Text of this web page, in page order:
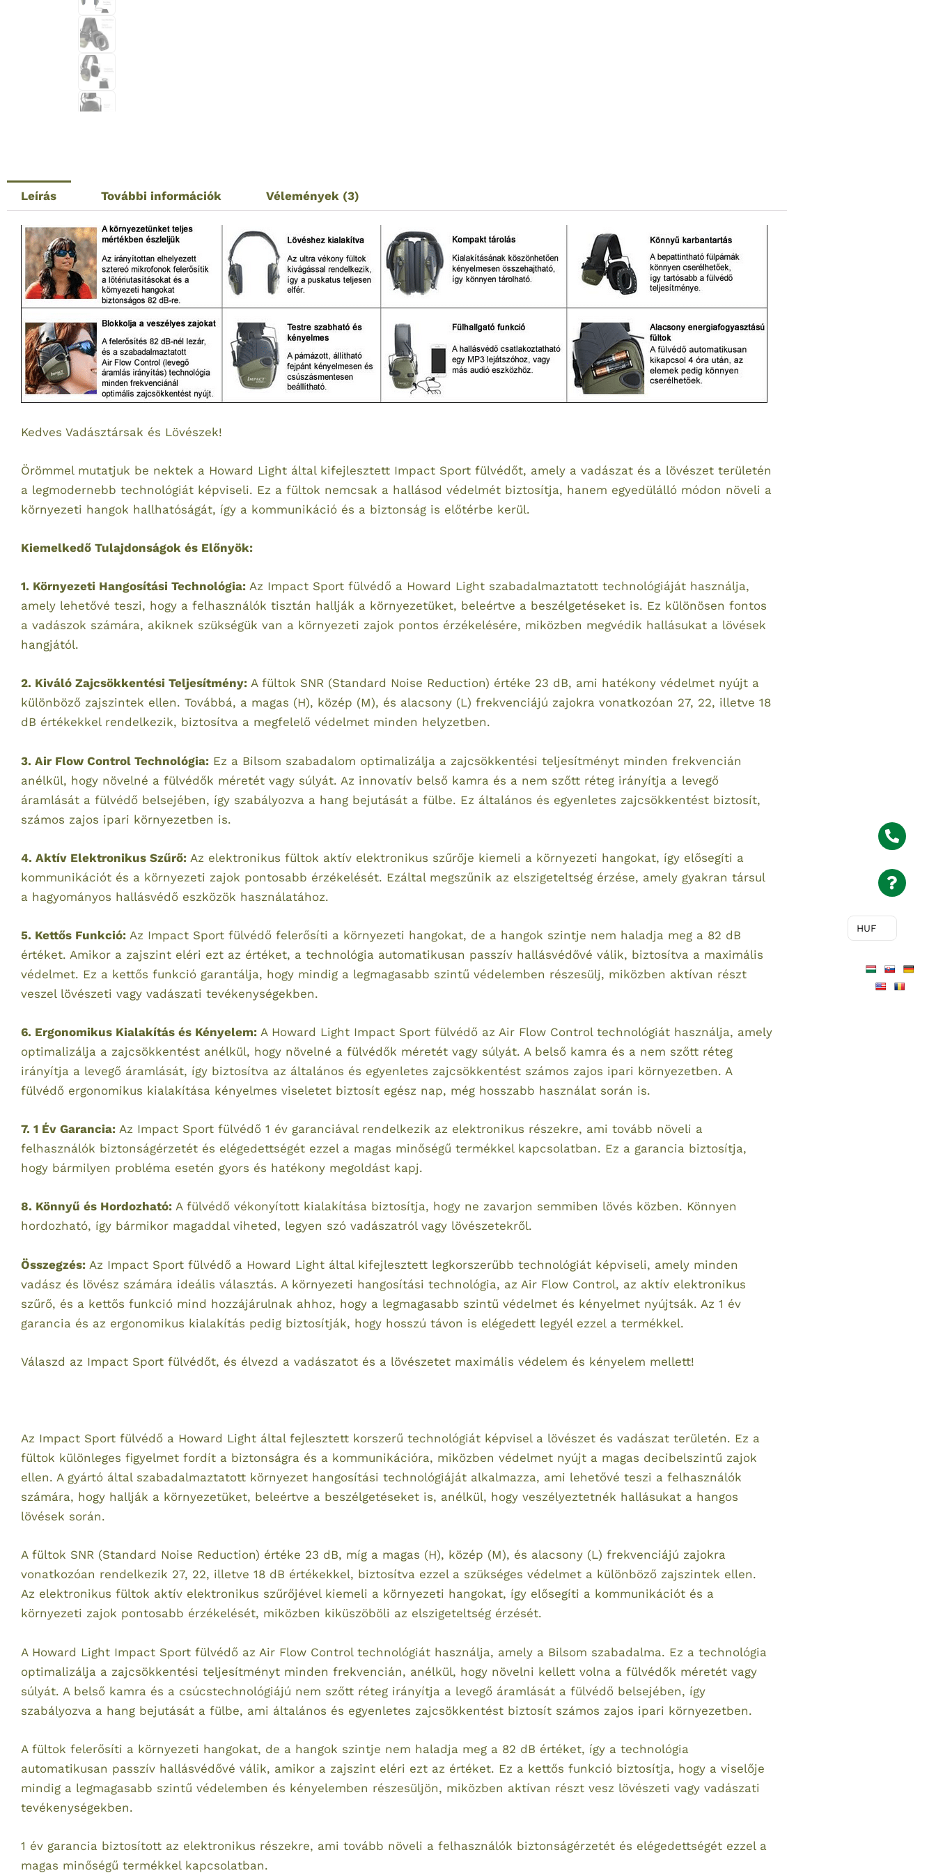
Leírás További információk Vélemények (3)
Kedves Vadásztársak és Lövészek!
Örömmel mutatjuk be nektek a Howard Light által kifejlesztett Impact Sport fülvédőt, amely a vadászat és a lövészet területén
a legmodernebb technológiát képviseli. Ez a fültok nemcsak a hallásod védelmét biztosítja, hanem egyedülálló módon növeli a
környezeti hangok hallhatóságát, így a kommunikáció és a biztonság is előtérbe kerül.
Kiemelkedő Tulajdonságok és Előnyök:
1. Környezeti Hangosítási Technológia: Az Impact Sport fülvédő a Howard Light szabadalmaztatott technológiáját használja,
amely lehetővé teszi, hogy a felhasználók tisztán hallják a környezetüket, beleértve a beszélgetéseket is. Ez különösen fontos
a vadászok számára, akiknek szükségük van a környezeti zajok pontos érzékelésére, miközben megvédik hallásukat a lövések
hangjától.
2. Kiváló Zajcsökkentési Teljesítmény: A fültok SNR (Standard Noise Reduction) értéke 23 dB, ami hatékony védelmet nyújt a
különböző zajszintek ellen. Továbbá, a magas (H), közép (M), és alacsony (L) frekvenciájú zajokra vonatkozóan 27, 22, illetve 18
dB értékekkel rendelkezik, biztosítva a megfelelő védelmet minden helyzetben.
3. Air Flow Control Technológia: Ez a Bilsom szabadalom optimalizálja a zajcsökkentési teljesítményt minden frekvencián
anélkül, hogy növelné a fülvédők méretét vagy súlyát. Az innovatív belső kamra és a nem szőtt réteg irányítja a levegő
áramlását a fülvédő belsejében, így szabályozva a hang bejutását a fülbe. Ez általános és egyenletes zajcsökkentést biztosít,
számos zajos ipari környezetben is.
4. Aktív Elektronikus Szűrő: Az elektronikus fültok aktív elektronikus szűrője kiemeli a környezeti hangokat, így elősegíti a
kommunikációt és a környezeti zajok pontosabb érzékelését. Ezáltal megszűnik az elszigeteltség érzése, amely gyakran társul
a hagyományos hallásvédő eszközök használatához.
5. Kettős Funkció: Az Impact Sport fülvédő felerősíti a környezeti hangokat, de a hangok szintje nem haladja meg a 82 dB
értéket. Amikor a zajszint eléri ezt az értéket, a technológia automatikusan passzív hallásvédővé válik, biztosítva a maximális
védelmet. Ez a kettős funkció garantálja, hogy mindig a legmagasabb szintű védelemben részesülj, miközben aktívan részt
veszel lövészeti vagy vadászati tevékenységekben.
6. Ergonomikus Kialakítás és Kényelem: A Howard Light Impact Sport fülvédő az Air Flow Control technológiát használja, amely
optimalizálja a zajcsökkentést anélkül, hogy növelné a fülvédők méretét vagy súlyát. A belső kamra és a nem szőtt réteg
irányítja a levegő áramlását, így biztosítva az általános és egyenletes zajcsökkentést számos zajos ipari környezetben. A
fülvédő ergonomikus kialakítása kényelmes viseletet biztosít egész nap, még hosszabb használat során is.
7. 1 Év Garancia: Az Impact Sport fülvédő 1 év garanciával rendelkezik az elektronikus részekre, ami tovább növeli a
felhasználók biztonságérzetét és elégedettségét ezzel a magas minőségű termékkel kapcsolatban. Ez a garancia biztosítja,
hogy bármilyen probléma esetén gyors és hatékony megoldást kapj.
8. Könnyű és Hordozható: A fülvédő vékonyított kialakítása biztosítja, hogy ne zavarjon semmiben lövés közben. Könnyen
hordozható, így bármikor magaddal viheted, legyen szó vadászatról vagy lövészetekről.
Összegzés: Az Impact Sport fülvédő a Howard Light által kifejlesztett legkorszerűbb technológiát képviseli, amely minden
vadász és lövész számára ideális választás. A környezeti hangosítási technológia, az Air Flow Control, az aktív elektronikus
szűrő, és a kettős funkció mind hozzájárulnak ahhoz, hogy a legmagasabb szintű védelmet és kényelmet nyújtsák. Az 1 év
garancia és az ergonomikus kialakítás pedig biztosítják, hogy hosszú távon is elégedett legyél ezzel a termékkel.
Válaszd az Impact Sport fülvédőt, és élvezd a vadászatot és a lövészetet maximális védelem és kényelem mellett!
Az Impact Sport fülvédő a Howard Light által fejlesztett korszerű technológiát képvisel a lövészet és vadászat területén. Ez a
fültok különleges figyelmet fordít a biztonságra és a kommunikációra, miközben védelmet nyújt a magas decibelszintű zajok
ellen. A gyártó által szabadalmaztatott környezet hangosítási technológiáját alkalmazza, ami lehetővé teszi a felhasználók
számára, hogy hallják a környezetüket, beleértve a beszélgetéseket is, anélkül, hogy veszélyeztetnék hallásukat a hangos
lövések során.
A fültok SNR (Standard Noise Reduction) értéke 23 dB, míg a magas (H), közép (M), és alacsony (L) frekvenciájú zajokra
vonatkozóan rendelkezik 27, 22, illetve 18 dB értékekkel, biztosítva ezzel a szükséges védelmet a különböző zajszintek ellen.
Az elektronikus fültok aktív elektronikus szűrőjével kiemeli a környezeti hangokat, így elősegíti a kommunikációt és a
környezeti zajok pontosabb érzékelését, miközben kiküszöböli az elszigeteltség érzését.
A Howard Light Impact Sport fülvédő az Air Flow Control technológiát használja, amely a Bilsom szabadalma. Ez a technológia
optimalizálja a zajcsökkentési teljesítményt minden frekvencián, anélkül, hogy növelni kellett volna a fülvédők méretét vagy
súlyát. A belső kamra és a csúcstechnológiájú nem szőtt réteg irányítja a levegő áramlását a fülvédő belsejében, így
szabályozva a hang bejutását a fülbe, ami általános és egyenletes zajcsökkentést biztosít számos zajos ipari környezetben.
A fültok felerősíti a környezeti hangokat, de a hangok szintje nem haladja meg a 82 dB értéket, így a technológia
automatikusan passzív hallásvédővé válik, amikor a zajszint eléri ezt az értéket. Ez a kettős funkció biztosítja, hogy a viselője
mindig a legmagasabb szintű védelemben és kényelemben részesüljön, miközben aktívan részt vesz lövészeti vagy vadászati
tevékenységekben.
1 év garancia biztosított az elektronikus részekre, ami tovább növeli a felhasználók biztonságérzetét és elégedettségét ezzel a
magas minőségű termékkel kapcsolatban.
HUF